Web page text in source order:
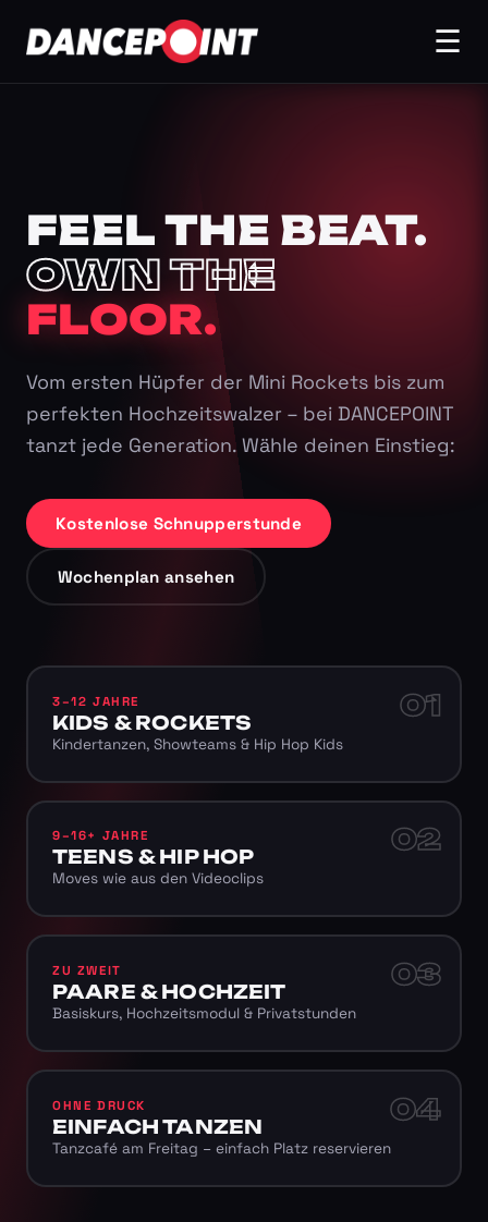
☰
FEEL THE BEAT.
OWN THE
FLOOR.
Vom ersten Hüpfer der Mini Rockets bis zum
perfekten Hochzeitswalzer – bei DANCEPOINT
tanzt jede Generation. Wähle deinen Einstieg:
Kostenlose Schnupperstunde
Wochenplan ansehen
01
3–12 JAHRE
KIDS & ROCKETS
Kindertanzen, Showteams & Hip Hop Kids
02
9–16+ JAHRE
TEENS & HIP HOP
Moves wie aus den Videoclips
03
ZU ZWEIT
PAARE & HOCHZEIT
Basiskurs, Hochzeitsmodul & Privatstunden
04
OHNE DRUCK
EINFACH TANZEN
Tanzcafé am Freitag – einfach Platz reservieren